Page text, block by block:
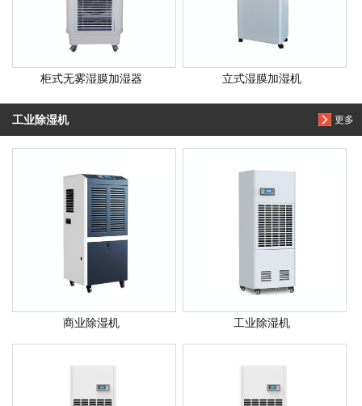
柜式无雾湿膜加湿器 立式湿膜加湿机
更多
工业除湿机
商业除湿机 工业除湿机